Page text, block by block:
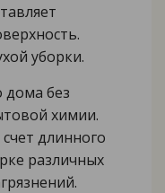
уборки.
дома без
химии.
длинного
различных